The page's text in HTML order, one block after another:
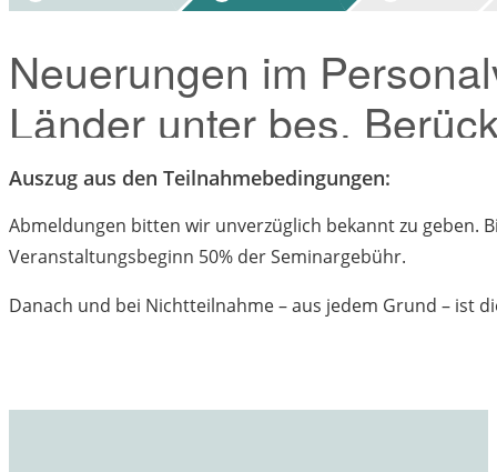
Auszug aus den Teilnahmebedingungen:
Abmeldungen bitten wir unverzüglich bekannt zu geben.
Veranstaltungsbeginn 50% der Seminargebühr.
Danach und bei Nichtteilnahme – aus jedem Grund – ist